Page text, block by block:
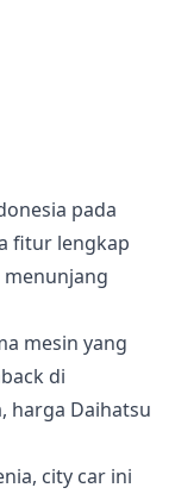
pada
fitur lengkap
mesin yang
di
harga Daihatsu
city car ini